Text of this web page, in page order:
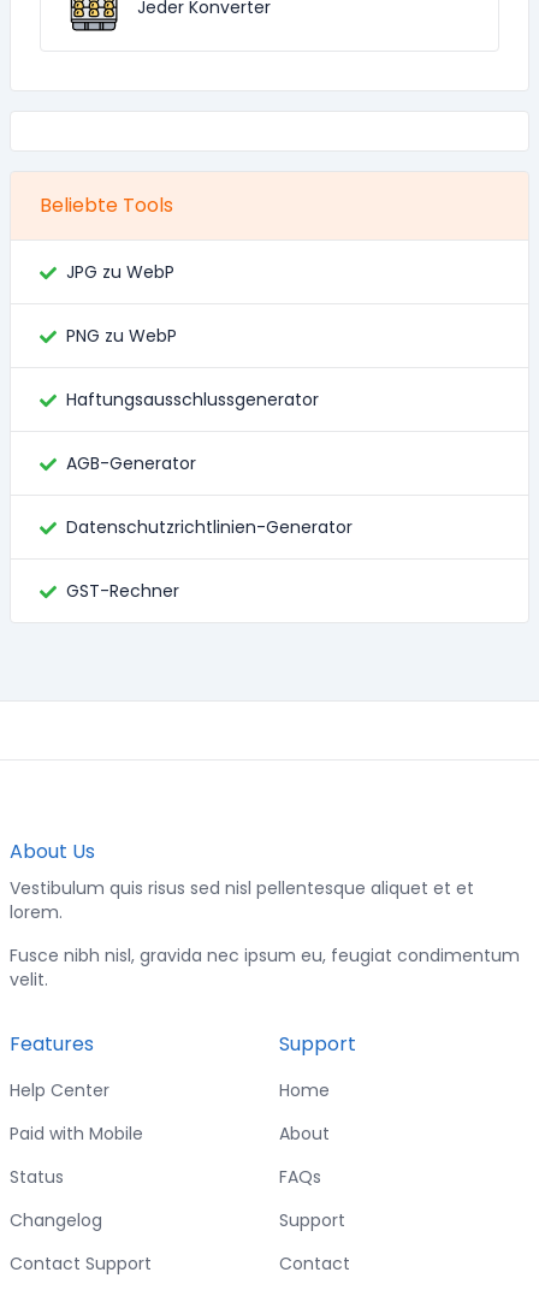
Jeder Konverter
Beliebte Tools
JPG zu WebP
PNG zu WebP
Haftungsausschlussgenerator
AGB-Generator
Datenschutzrichtlinien-Generator
GST-Rechner
About Us
Vestibulum quis risus sed nisl pellentesque aliquet et et
lorem.
Fusce nibh nisl, gravida nec ipsum eu, feugiat condimentum
velit.
Features
Help Center
Paid with Mobile
Status
Changelog
Contact Support
Support
Home
About
FAQs
Support
Contact